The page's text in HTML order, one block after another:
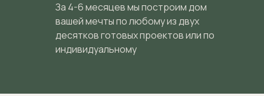
За 4-6 месяцев мы построим дом
вашей мечты по любому из двух
десятков готовых проектов или по
индивидуальному